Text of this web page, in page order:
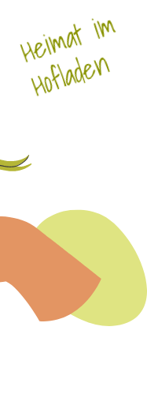
Heimat im
Hofladen